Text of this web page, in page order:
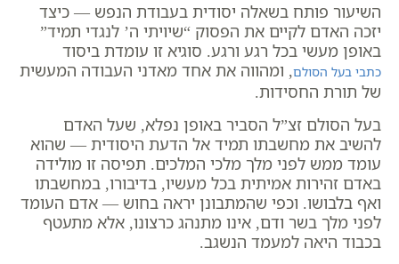
השיעור פותח בשאלה יסודית בעבודת הנפש — כיצד
יזכה האדם לקיים את הפסוק “שיויתי ה’ לנגדי תמיד”
באופן מעשי בכל רגע ורגע. סוגיא זו עומדת ביסוד
כתבי בעל הסולם, ומהווה את אחד מאדני העבודה המעשית
של תורת החסידות.
בעל הסולם זצ”ל הסביר באופן נפלא, שעל האדם
להשיב את מחשבתו תמיד אל הדעת היסודית — שהוא
עומד ממש לפני מלך מלכי המלכים. תפיסה זו מולידה
באדם זהירות אמיתית בכל מעשיו, בדיבורו, במחשבתו
ואף בלבושו. וכפי שהמתבונן יראה בחוש — אדם העומד
לפני מלך בשר ודם, אינו מתנהג כרצונו, אלא מתעטף
בכבוד היאה למעמד הנשגב.